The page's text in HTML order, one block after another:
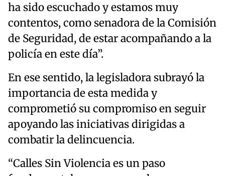
ha sido escuchado y estamos muy
contentos, como senadora de la Comisión
de Seguridad, de estar acompañando a la
policía en este día”.
En ese sentido, la legisladora subrayó la
importancia de esta medida y
comprometió su compromiso en seguir
apoyando las iniciativas dirigidas a
combatir la delincuencia.
“Calles Sin Violencia es un paso